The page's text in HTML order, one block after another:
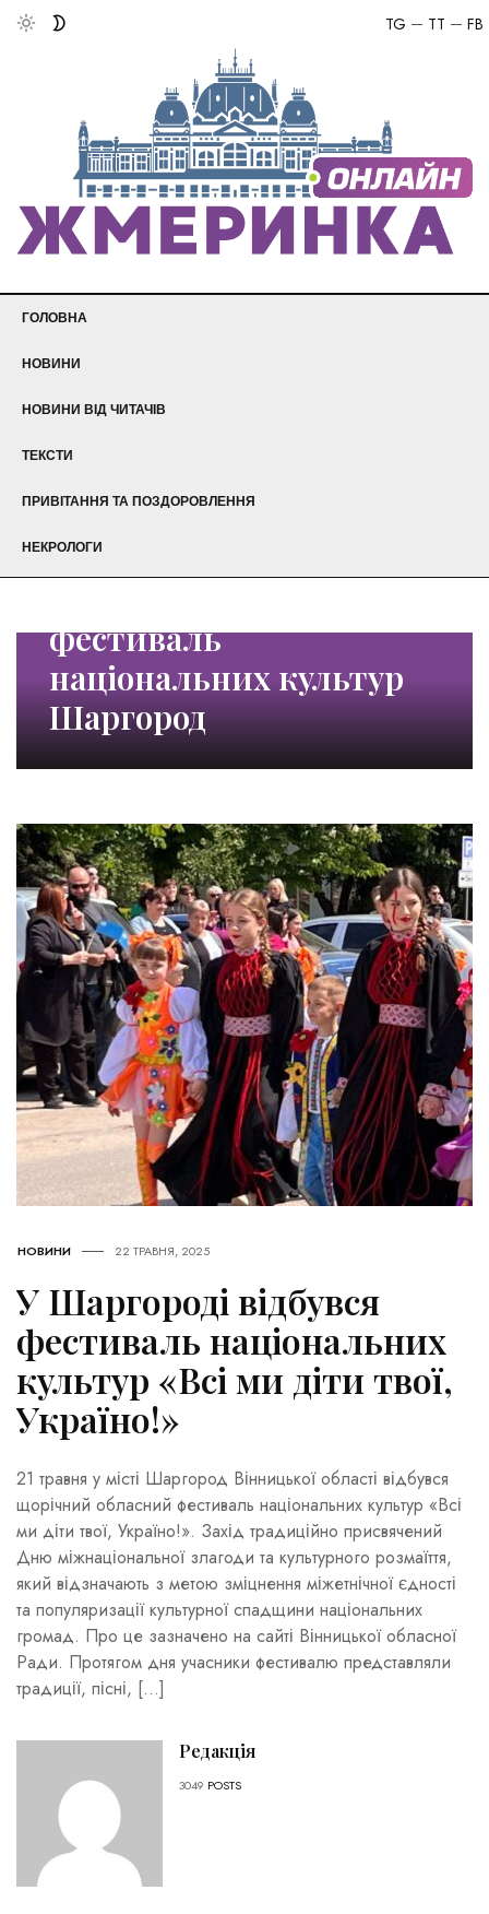
FB
TT
TG
ГОЛОВНА
НОВИНИ
НОВИНИ ВІД ЧИТАЧІВ
ТЕКСТИ
ПРИВІТАННЯ ТА ПОЗДОРОВЛЕННЯ
НЕКРОЛОГИ
фестиваль
національних культур
Шаргород
НОВИНИ 22 ТРАВНЯ, 2025
У Шаргороді відбувся
фестиваль національних
культур «Всі ми діти твої,
Україно!»
21 травня у місті Шаргород Вінницької області відбувся
щорічний обласний фестиваль національних культур «Всі
ми діти твої, Україно!». Захід традиційно присвячений
Дню міжнаціональної злагоди та культурного розмаїття,
який відзначають з метою зміцнення міжетнічної єдності
та популяризації культурної спадщини національних
громад. Про це зазначено на сайті Вінницької обласної
Ради. Протягом дня учасники фестивалю представляли
традиції, пісні, […]
Редакція
3049 POSTS